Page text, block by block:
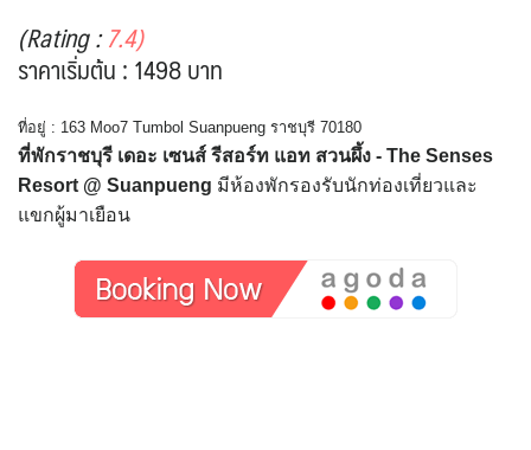
(Rating :7.4)
ราคาเริ่มต้น : 1498 บาท
ที่อยู่ : 163 Moo7 Tumbol Suanpueng ราชบุรี 70180
ที่พักราชบุรี เดอะ เซนส์ รีสอร์ท แอท สวนผึ้ง - The Senses
Resort @ Suanpueng มีห้องพักรองรับนักท่องเที่ยวและ
แขกผู้มาเยือน